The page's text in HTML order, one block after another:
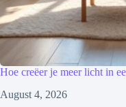
Hoe creëer je meer licht in
August 4, 2026